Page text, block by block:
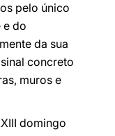
pelo único
e do
da sua
concreto
muros e
domingo